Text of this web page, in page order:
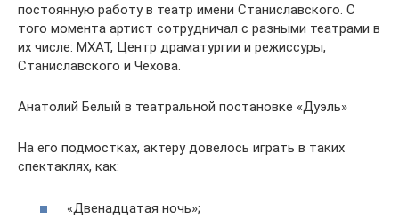
постоянную работу в театр имени Станиславского. С
того момента артист сотрудничал с разными театрами в
их числе: МХАТ, Центр драматургии и режиссуры,
Станиславского и Чехова.
Анатолий Белый в театральной постановке «Дуэль»
На его подмостках, актеру довелось играть в таких
спектаклях, как:
«Двенадцатая ночь»;